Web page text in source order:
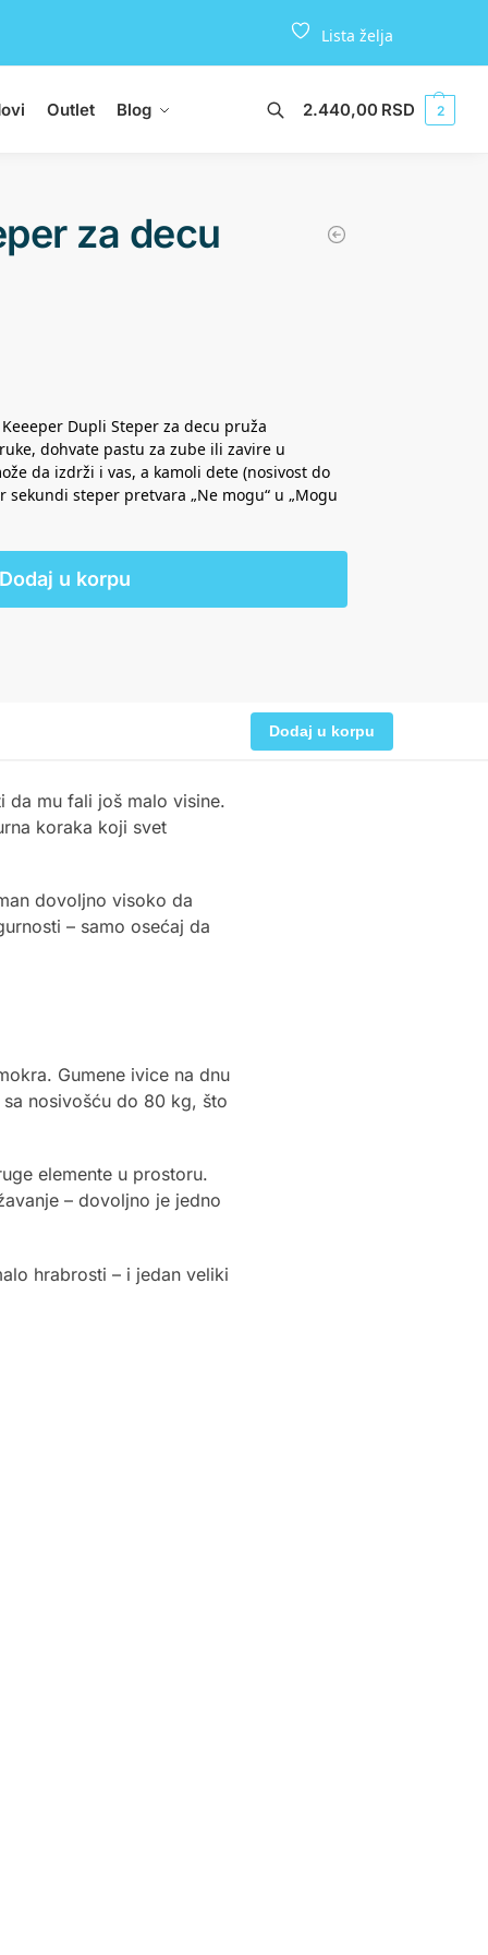
Lista želja
Outlet Blog
Pretraži 2.440,00 RSD 2
za decu
Dupli Steper za decu pruža
dohvate pastu za zube ili zavire u
da izdrži i vas, a kamoli dete (nosivost do
steper pretvara „Ne mogu“ u „Mogu
Dodaj u korpu
Dodaj u korpu
da mu fali još malo visine.
koraka koji svet
dovoljno visoko da
– samo osećaj da
Gumene ivice na dnu
nosivošću do 80 kg, što
elemente u prostoru.
– dovoljno je jedno
hrabrosti – i jedan veliki